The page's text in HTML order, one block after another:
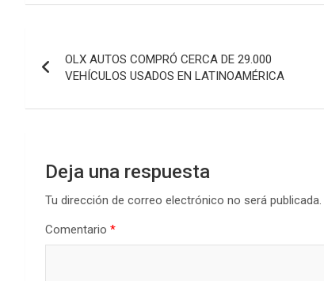
de
entradas
OLX AUTOS COMPRÓ CERCA DE 29.000
VEHÍCULOS USADOS EN LATINOAMÉRICA
Deja una respuesta
Tu dirección de correo electrónico no será publicada.
Comentario *